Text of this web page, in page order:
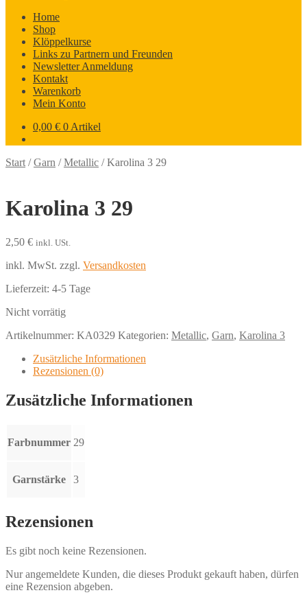
Home
Shop
Klöppelkurse
Links zu Partnern und Freunden
Newsletter Anmeldung
Kontakt
Warenkorb
Mein Konto
0,00 € 0 Artikel
Start /Garn /Metallic /Karolina 3 29
Karolina 3 29
2,50 € inkl. USt.
inkl. MwSt. zzgl. Versandkosten
Lieferzeit: 4-5 Tage
Nicht vorrätig
Artikelnummer: KA0329 Kategorien: Metallic, Garn, Karolina 3
Zusätzliche Informationen
Rezensionen (0)
Zusätzliche Informationen
Farbnummer 29
Garnstärke 3
Rezensionen
Es gibt noch keine Rezensionen.
Nur angemeldete Kunden, die dieses Produkt gekauft haben, dürfen
eine Rezension abgeben.